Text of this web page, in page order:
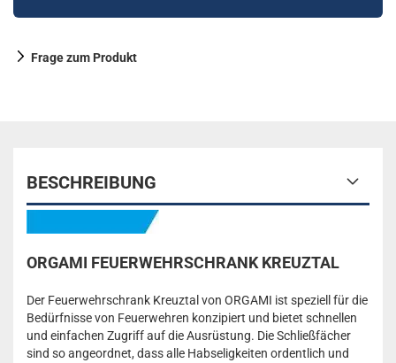
Frage zum Produkt
BESCHREIBUNG
ORGAMI FEUERWEHRSCHRANK KREUZTAL
Der Feuerwehrschrank Kreuztal von ORGAMI ist speziell für die
Bedürfnisse von Feuerwehren konzipiert und bietet schnellen
und einfachen Zugriff auf die Ausrüstung. Die Schließfächer
sind so angeordnet, dass alle Habseligkeiten ordentlich und